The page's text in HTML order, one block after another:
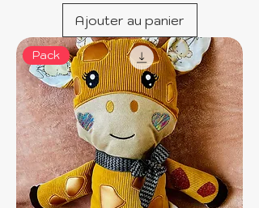
Ajouter au panier
Pack